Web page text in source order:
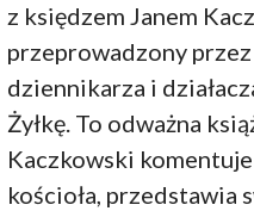
z księdzem Janem
przeprowadzony
dziennikarza i
Żyłkę. To odważna
Kaczkowski
kościoła, przedstawia